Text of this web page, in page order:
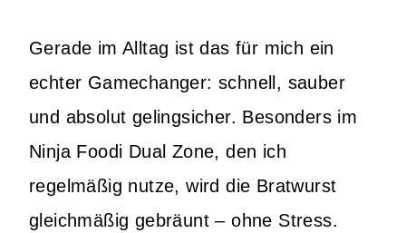
Gerade im Alltag ist das für mich ein
echter Gamechanger: schnell, sauber
und absolut gelingsicher. Besonders im
Ninja Foodi Dual Zone, den ich
regelmäßig nutze, wird die Bratwurst
gleichmäßig gebräunt – ohne Stress.